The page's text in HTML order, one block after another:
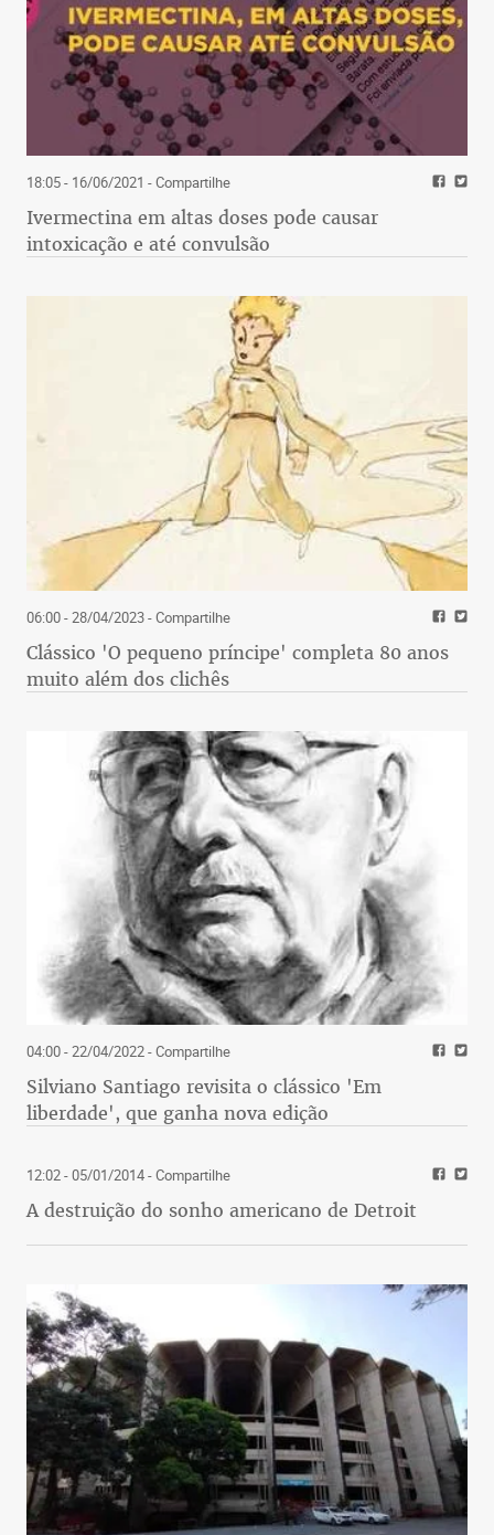
18:05 - 16/06/2021 - Compartilhe
Ivermectina em altas doses pode causar
intoxicação e até convulsão
06:00 - 28/04/2023- Compartilhe
Clássico 'O pequeno príncipe' completa 80 anos
muito além dos clichês
04:00 - 22/04/2022- Compartilhe
Silviano Santiago revisita o clássico 'Em
liberdade', que ganha nova edição
12:02 - 05/01/2014- Compartilhe
A destruição do sonho americano de Detroit